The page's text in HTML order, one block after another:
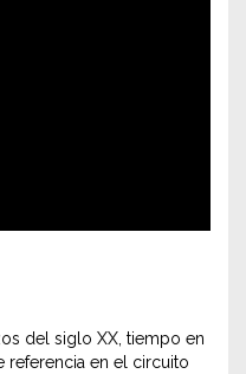
del siglo XX, tiempo en
referencia en el circuito